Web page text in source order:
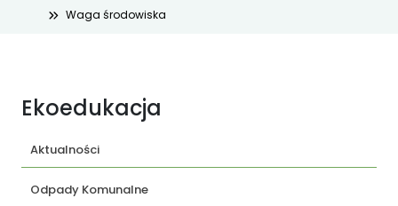
Waga środowiska
Ekoedukacja
Aktualności
Odpady Komunalne